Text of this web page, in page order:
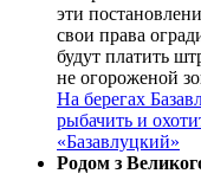
эти
свои права
будут платить
не огороженой
На берегах
рыбачить и
«Базавлуцкий»
Родом з